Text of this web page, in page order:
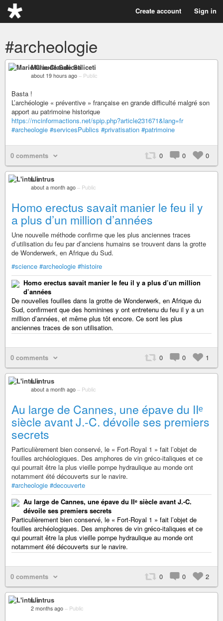
Create account Sign in
#archeologie
Marie-Claude Saliceti
about 19 hours ago – Public
Basta !
L’archéologie « préventive » française en grande difficulté malgré son
apport au patrimoine historique
https://mcinformactions.net/spip.php?article231671&lang=fr
#archeologie #servicesPublics #privatisation #patrimoine
0 comments 0 0 0
L'intrus
about a month ago – Public
Homo erectus savait manier le feu il y
a plus d’un million d’années
Une nouvelle méthode confirme que les plus anciennes traces
d’utilisation du feu par d’anciens humains se trouvent dans la grotte
de Wonderwerk, en Afrique du Sud.
#science #archeologie #histoire
Homo erectus savait manier le feu il y a plus d’un million
d’années
De nouvelles fouilles dans la grotte de Wonderwerk, en Afrique du
Sud, confirment que des hominines y ont entretenu du feu il y a un
million d’années, et même plus tôt encore. Ce sont les plus
anciennes traces de son utilisation.
0 comments 0 0 1
L'intrus
about a month ago – Public
Au large de Cannes, une épave du IIᵉ
siècle avant J.-C. dévoile ses premiers
secrets
Particulièrement bien conservé, le « Fort-Royal 1 » fait l’objet de
fouilles archéologiques. Des amphores de vin gréco-italiques et ce
qui pourrait être la plus vieille pompe hydraulique au monde ont
notamment été découverts sur le navire.
#archeologie #decouverte
Au large de Cannes, une épave du IIᵉ siècle avant J.-C.
dévoile ses premiers secrets
Particulièrement bien conservé, le « Fort-Royal 1 » fait l’objet de
fouilles archéologiques. Des amphores de vin gréco-italiques et ce
qui pourrait être la plus vieille pompe hydraulique au monde ont
notamment été découverts sur le navire.
0 comments 0 0 2
L'intrus
2 months ago – Public